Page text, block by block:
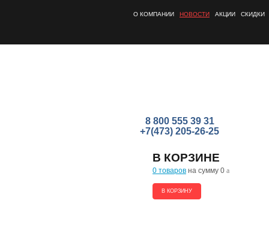
О КОМПАНИИ НОВОСТИ АКЦИИ СКИДКИ
8 800 555 39 31
+7(473) 205-26-25
В КОРЗИНЕ
0 товаров на сумму 0 a
В КОРЗИНУ